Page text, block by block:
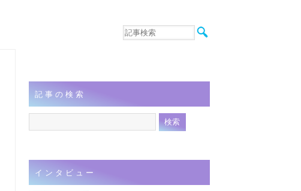
音楽
連載
フォト
記事の検索
インタビュー